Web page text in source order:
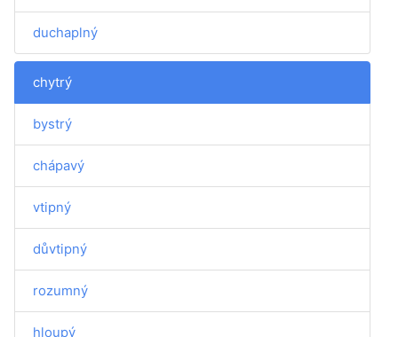
duchaplný
chytrý
bystrý
chápavý
vtipný
důvtipný
rozumný
hloupý